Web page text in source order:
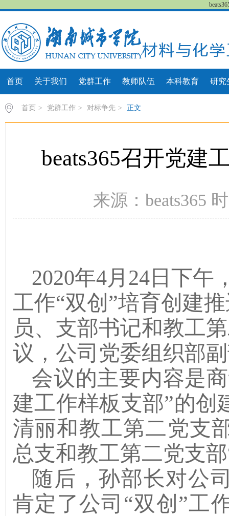
首页 关于我们 党群工作 教师队伍 本科教育 研究
首页 > 党群工作 > 对标争先 > 正文
beats365召开党建
来源：beats365
2020年4月24日下午
工作“双创”培育创建
员、支部书记和教工
议，公司党委组织部
会议的主要内容是
建工作样板支部”的创
清丽和教工第二党支
总支和教工第二党支
随后，孙部长对公
肯定了公司“双创”工